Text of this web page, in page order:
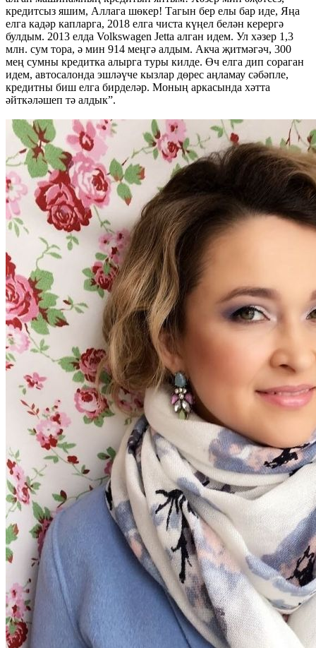
кредитсыз яшим, Аллага шөкер! Тагын бер елы бар иде, Яңа
елга кадәр капларга, 2018 елга чиста күңел белән керергә
булдым. 2013 елда Volkswagen Jetta алган идем. Ул хәзер 1,3
млн. сум тора, ә мин 914 меңгә алдым. Акча җитмәгәч, 300
мең сумны кредитка алырга туры килде. Өч елга дип сораган
идем, автосалонда эшләүче кызлар дөрес аңламау сәбәпле,
кредитны биш елга бирделәр. Моның аркасында хәтта
әйткәләшеп тә алдык”.